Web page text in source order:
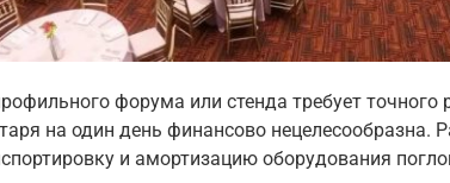
форума или стенда требует точного
на один день финансово нецелесообразна.
и амортизацию оборудования